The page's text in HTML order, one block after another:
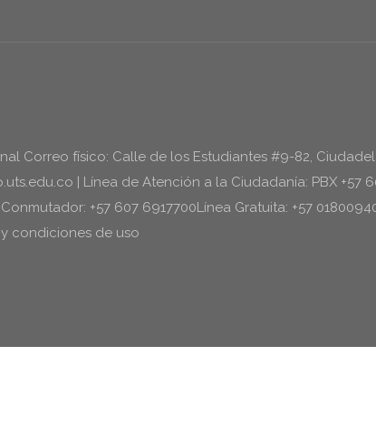
Correo físico: Calle de los Estudiantes #9-82,
| Línea de Atención a la Ciudadanía: PBX +57
+57 607 6917700Línea Gratuita: +57
y condiciones de uso